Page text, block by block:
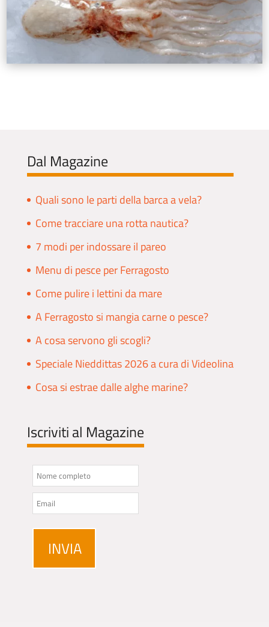
Dal Magazine
Quali sono le parti della barca a vela?
Come tracciare una rotta nautica?
7 modi per indossare il pareo
Menu di pesce per Ferragosto
Come pulire i lettini da mare
A Ferragosto si mangia carne o pesce?
A cosa servono gli scogli?
Speciale Nieddittas 2026 a cura di Videolina
Cosa si estrae dalle alghe marine?
Iscriviti al Magazine